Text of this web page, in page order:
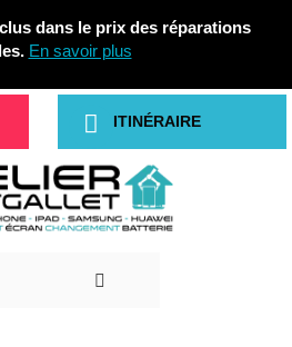
dans le prix des réparations
En savoir plus
ITINÉRAIRE